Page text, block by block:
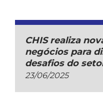
CHIS realiza
negócios para
desafios do
23/06/2025